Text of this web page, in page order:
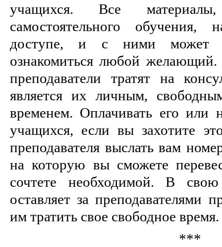
учащихся. Все
самостоятельного обучения,
доступе, и с ними может
ознакомиться любой желающий.
преподаватели тратят на
является их личным,
временем. Оплачивать его или
учащихся, если вы захотите
преподавателя выслать вам
на которую вы сможете
сочтете необходимой. В
оставляет за преподавателями
им тратить свое свободное время.
***